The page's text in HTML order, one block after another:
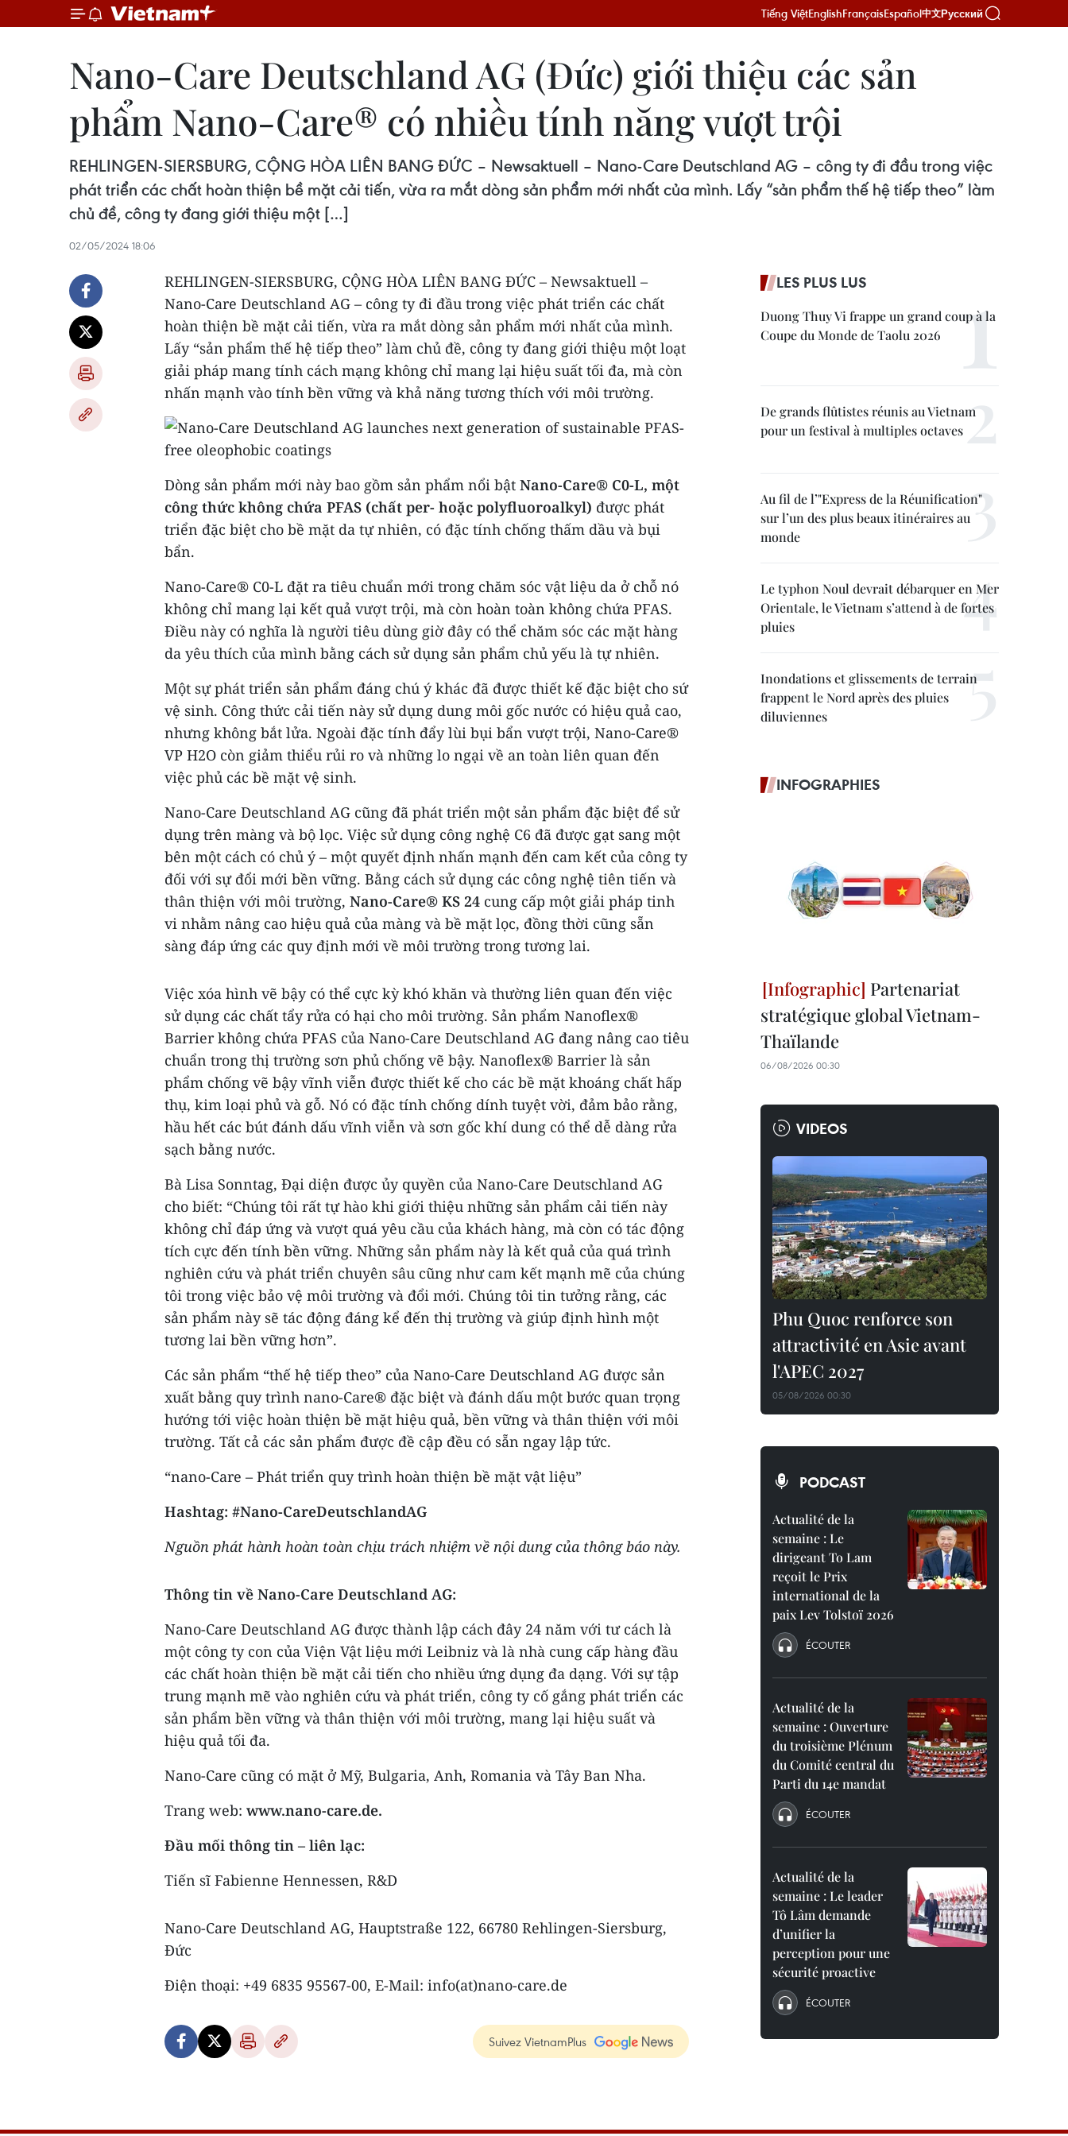
Tiếng ViệtEnglishFrançaisEspañol中文Русский
Nano-Care Deutschland AG (Đức) giới thiệu các sản
phẩm Nano-Care® có nhiều tính năng vượt trội
REHLINGEN-SIERSBURG, CỘNG HÒA LIÊN BANG ĐỨC – Newsaktuell – Nano-Care Deutschland AG – công ty đi đầu trong việc
phát triển các chất hoàn thiện bề mặt cải tiến, vừa ra mắt dòng sản phẩm mới nhất của mình. Lấy “sản phẩm thế hệ tiếp theo” làm
chủ đề, công ty đang giới thiệu một […]
02/05/2024 18:06
REHLINGEN-SIERSBURG, CỘNG HÒA LIÊN BANG ĐỨC – Newsaktuell –
Nano-Care Deutschland AG – công ty đi đầu trong việc phát triển các chất
hoàn thiện bề mặt cải tiến, vừa ra mắt dòng sản phẩm mới nhất của mình.
Lấy “sản phẩm thế hệ tiếp theo” làm chủ đề, công ty đang giới thiệu một loạt
giải pháp mang tính cách mạng không chỉ mang lại hiệu suất tối đa, mà còn
nhấn mạnh vào tính bền vững và khả năng tương thích với môi trường.
Dòng sản phẩm mới này bao gồm sản phẩm nổi bật Nano-Care® C0-L, một
công thức không chứa PFAS (chất per- hoặc polyfluoroalkyl) được phát
triển đặc biệt cho bề mặt da tự nhiên, có đặc tính chống thấm dầu và bụi
bẩn.
Nano-Care® C0-L đặt ra tiêu chuẩn mới trong chăm sóc vật liệu da ở chỗ nó
không chỉ mang lại kết quả vượt trội, mà còn hoàn toàn không chứa PFAS.
Điều này có nghĩa là người tiêu dùng giờ đây có thể chăm sóc các mặt hàng
da yêu thích của mình bằng cách sử dụng sản phẩm chủ yếu là tự nhiên.
Một sự phát triển sản phẩm đáng chú ý khác đã được thiết kế đặc biệt cho sứ
vệ sinh. Công thức cải tiến này sử dụng dung môi gốc nước có hiệu quả cao,
nhưng không bắt lửa. Ngoài đặc tính đẩy lùi bụi bẩn vượt trội, Nano-Care®
VP H2O còn giảm thiểu rủi ro và những lo ngại về an toàn liên quan đến
việc phủ các bề mặt vệ sinh.
Nano-Care Deutschland AG cũng đã phát triển một sản phẩm đặc biệt để sử
dụng trên màng và bộ lọc. Việc sử dụng công nghệ C6 đã được gạt sang một
bên một cách có chủ ý – một quyết định nhấn mạnh đến cam kết của công ty
đối với sự đổi mới bền vững. Bằng cách sử dụng các công nghệ tiên tiến và
thân thiện với môi trường, Nano-Care® KS 24 cung cấp một giải pháp tinh
vi nhằm nâng cao hiệu quả của màng và bề mặt lọc, đồng thời cũng sẵn
sàng đáp ứng các quy định mới về môi trường trong tương lai.
Việc xóa hình vẽ bậy có thể cực kỳ khó khăn và thường liên quan đến việc
sử dụng các chất tẩy rửa có hại cho môi trường. Sản phẩm Nanoflex®
Barrier không chứa PFAS của Nano-Care Deutschland AG đang nâng cao tiêu
chuẩn trong thị trường sơn phủ chống vẽ bậy. Nanoflex® Barrier là sản
phẩm chống vẽ bậy vĩnh viễn được thiết kế cho các bề mặt khoáng chất hấp
thụ, kim loại phủ và gỗ. Nó có đặc tính chống dính tuyệt vời, đảm bảo rằng,
hầu hết các bút đánh dấu vĩnh viễn và sơn gốc khí dung có thể dễ dàng rửa
sạch bằng nước.
Bà Lisa Sonntag, Đại diện được ủy quyền của Nano-Care Deutschland AG
cho biết: “Chúng tôi rất tự hào khi giới thiệu những sản phẩm cải tiến này
không chỉ đáp ứng và vượt quá yêu cầu của khách hàng, mà còn có tác động
tích cực đến tính bền vững. Những sản phẩm này là kết quả của quá trình
nghiên cứu và phát triển chuyên sâu cũng như cam kết mạnh mẽ của chúng
tôi trong việc bảo vệ môi trường và đổi mới. Chúng tôi tin tưởng rằng, các
sản phẩm này sẽ tác động đáng kể đến thị trường và giúp định hình một
tương lai bền vững hơn”.
Các sản phẩm “thế hệ tiếp theo” của Nano-Care Deutschland AG được sản
xuất bằng quy trình nano-Care® đặc biệt và đánh dấu một bước quan trọng
hướng tới việc hoàn thiện bề mặt hiệu quả, bền vững và thân thiện với môi
trường. Tất cả các sản phẩm được đề cập đều có sẵn ngay lập tức.
“nano-Care – Phát triển quy trình hoàn thiện bề mặt vật liệu”
Hashtag: #Nano‐CareDeutschlandAG
Nguồn phát hành hoàn toàn chịu trách nhiệm về nội dung của thông báo này.
Thông tin về Nano‐Care Deutschland AG:
Nano-Care Deutschland AG được thành lập cách đây 24 năm với tư cách là
một công ty con của Viện Vật liệu mới Leibniz và là nhà cung cấp hàng đầu
các chất hoàn thiện bề mặt cải tiến cho nhiều ứng dụng đa dạng. Với sự tập
trung mạnh mẽ vào nghiên cứu và phát triển, công ty cố gắng phát triển các
sản phẩm bền vững và thân thiện với môi trường, mang lại hiệu suất và
hiệu quả tối đa.
Nano-Care cũng có mặt ở Mỹ, Bulgaria, Anh, Romania và Tây Ban Nha.
Trang web: www.nano-care.de.
Đầu mối thông tin – liên lạc:
Tiến sĩ Fabienne Hennessen, R&D
Nano-Care Deutschland AG, Hauptstraße 122, 66780 Rehlingen-Siersburg,
Đức
Điện thoại: +49 6835 95567‐00, E‐Mail: info(at)nano‐care.de
Suivez VietnamPlus
LES PLUS LUS
Duong Thuy Vi frappe un grand coup à la
Coupe du Monde de Taolu 2026
De grands flûtistes réunis au Vietnam
pour un festival à multiples octaves
Au fil de l’"Express de la Réunification"
sur l’un des plus beaux itinéraires au
monde
Le typhon Noul devrait débarquer en Mer
Orientale, le Vietnam s’attend à de fortes
pluies
Inondations et glissements de terrain
frappent le Nord après des pluies
diluviennes
INFOGRAPHIES
Partenariat
stratégique global Vietnam-
Thaïlande
06/08/2026 00:30
VIDEOS
Phu Quoc renforce son
attractivité en Asie avant
l'APEC 2027
05/08/2026 00:30
PODCAST
Actualité de la
semaine : Le
dirigeant To Lam
reçoit le Prix
international de la
paix Lev Tolstoï 2026
ÉCOUTER
Actualité de la
semaine : Ouverture
du troisième Plénum
du Comité central du
Parti du 14e mandat
ÉCOUTER
Actualité de la
semaine : Le leader
Tô Lâm demande
d’unifier la
perception pour une
sécurité proactive
ÉCOUTER